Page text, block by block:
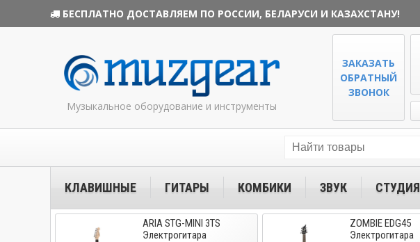
БЕСПЛАТНО ДОСТАВЛЯЕМ ПО РОССИИ, БЕЛАРУСИ И КАЗАХСТАНУ!
Музыкальное оборудование и инструменты
ЗАКАЗАТЬ
ОБРАТНЫЙ
ЗВОНОК
КЛАВИШНЫЕ ГИТАРЫ КОМБИКИ ЗВУК СТУДИЯ
ARIA STG-MINI 3TS
Электрогитара
ZOMBIE EDG45
Электрогитара